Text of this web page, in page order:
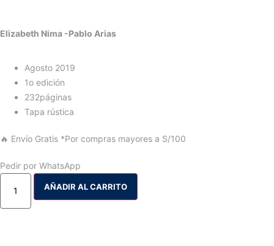
Elizabeth Nima -Pablo Arias
Agosto 2019
1o edición
232páginas
Tapa rústica
🔥 Envío Gratis *Por compras mayores a S/100
Pedir por WhatsApp
AÑADIR AL CARRITO